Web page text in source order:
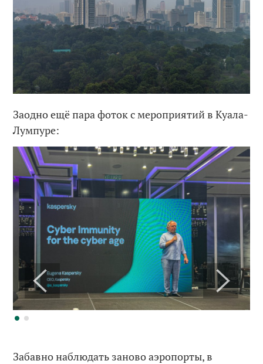
Заодно ещё пара фоток с мероприятий в Куала-
Лумпуре:
Забавно наблюдать заново аэропорты, в